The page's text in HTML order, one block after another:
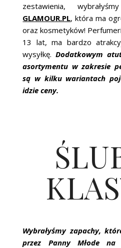
zestawienia,
GLAMOUR.PL, która ma
oraz kosmetyków!
13 lat, ma bardzo
wysyłkę.Dodatkowym
asortymentu w zakresie
są w kilku wariantach
idzie ceny.
Wybrałyśmy zapachy,
przez Panny Młode na